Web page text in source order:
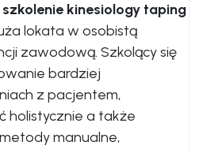
szkolenie kinesiology taping
lokata w osobistą
zawodową. Szkolący się
bardziej
z pacjentem,
holistycznie a także
manualne,